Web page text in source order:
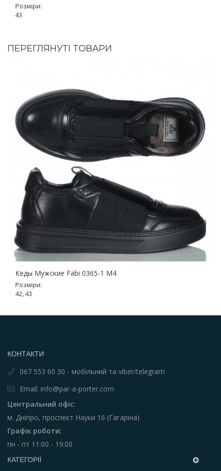
Розміри:
43
ПЕРЕГЛЯНУТІ ТОВАРИ
Кеды Мужские Fabi 0365-1 M4
Розміри:
42, 43
КОНТАКТИ
067 553 60 30 - мобільний та viber/telegram
Email: info@par-a-porter.com
Центральний офіс:
м. Дніпро, проспект Науки 16 (Гагаріна)
Графік роботи:
пн - пт 11:00 - 19:00
КАТЕГОРІЇ